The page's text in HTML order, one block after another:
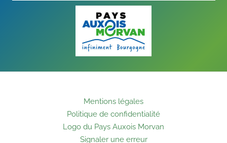
Mentions légales
Politique de confidentialité
Logo du Pays Auxois Morvan
Signaler une erreur